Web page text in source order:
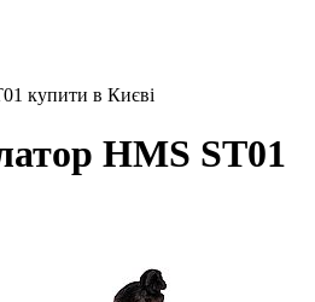
купити в Києві
HMS ST01